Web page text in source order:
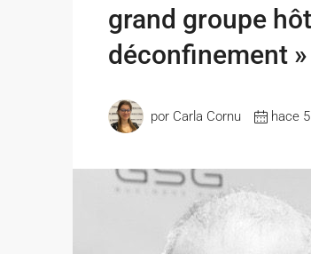
grand groupe
déconfinement »
por Carla Cornu hace